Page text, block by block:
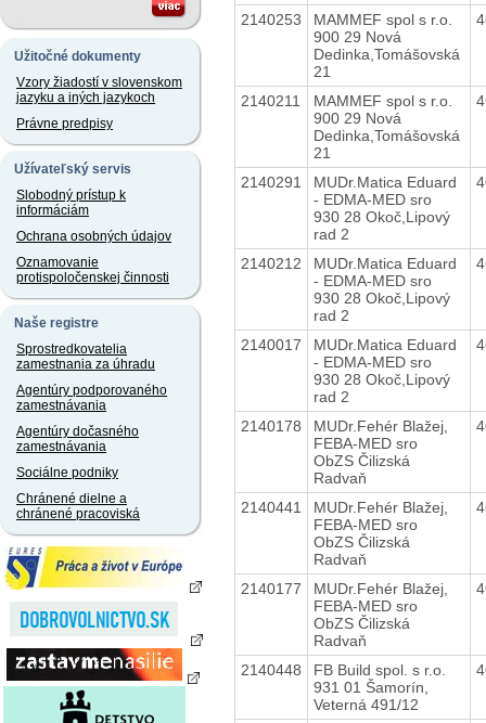
Užitočné dokumenty
Vzory žiadostí v slovenskom
jazyku a iných jazykoch
Právne predpisy
Užívateľský servis
Slobodný prístup k
informáciám
Ochrana osobných údajov
Oznamovanie
protispoločenskej činnosti
Naše registre
Sprostredkovatelia
zamestnania za úhradu
Agentúry podporovaného
zamestnávania
Agentúry dočasného
zamestnávania
Sociálne podniky
Chránené dielne a
chránené pracoviská
2140253
MAMMEF spol s r.o.
900 29 Nová
Dedinka,Tomášovská
21
2140211
MAMMEF spol s r.o.
900 29 Nová
Dedinka,Tomášovská
21
2140291
MUDr.Matica Eduard
- EDMA-MED sro
930 28 Okoč,Lipový
rad 2
2140212
MUDr.Matica Eduard
- EDMA-MED sro
930 28 Okoč,Lipový
rad 2
2140017
MUDr.Matica Eduard
- EDMA-MED sro
930 28 Okoč,Lipový
rad 2
2140178
MUDr.Fehér Blažej,
FEBA-MED sro
ObZS Čilizská
Radvaň
2140441
MUDr.Fehér Blažej,
FEBA-MED sro
ObZS Čilizská
Radvaň
2140177
MUDr.Fehér Blažej,
FEBA-MED sro
ObZS Čilizská
Radvaň
2140448
FB Build spol. s r.o.
931 01 Šamorín,
Veterná 491/12